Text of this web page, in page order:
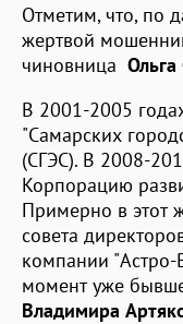
Отметим, что, по
жертвой
чиновница Ольга
В 2001-2005
"Самарских
(СГЭС). В 2008-
Корпорацию
Примерно в этот
совета
компании
момент уже
Владимира